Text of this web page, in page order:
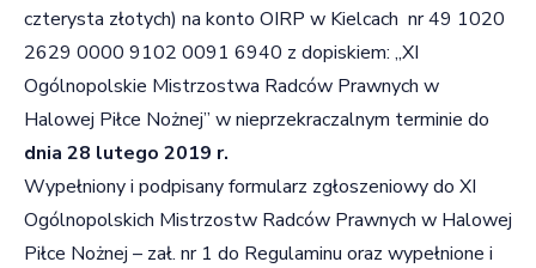
czterysta złotych) na konto OIRP w Kielcach nr 49 1020
2629 0000 9102 0091 6940 z dopiskiem: „XI
Ogólnopolskie Mistrzostwa Radców Prawnych w
Halowej Piłce Nożnej” w nieprzekraczalnym terminie do
dnia 28 lutego 2019 r.
Wypełniony i podpisany formularz zgłoszeniowy do XI
Ogólnopolskich Mistrzostw Radców Prawnych w Halowej
Piłce Nożnej – zał. nr 1 do Regulaminu oraz wypełnione i